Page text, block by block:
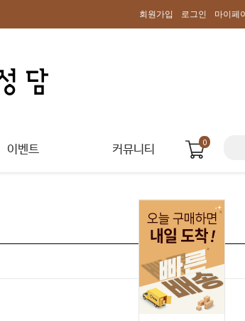
회원가입 로그인 마이페
이벤트 커뮤니티 0